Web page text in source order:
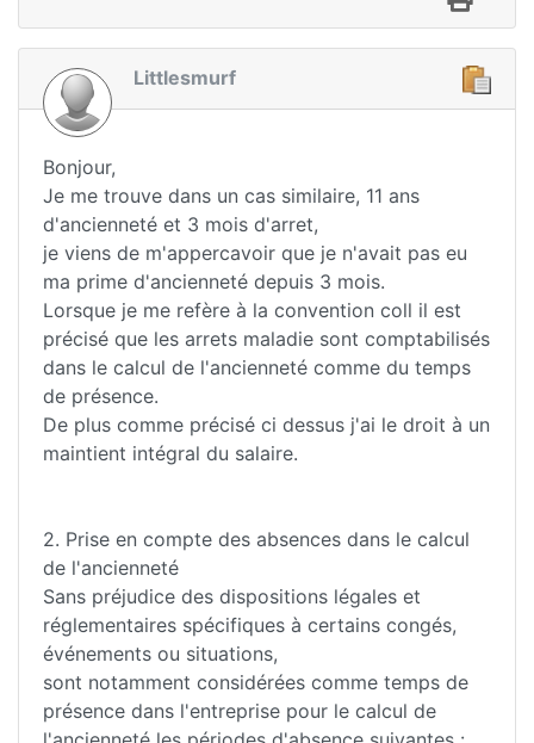
Littlesmurf
Bonjour,
Je me trouve dans un cas similaire, 11 ans
d'ancienneté et 3 mois d'arret,
je viens de m'appercavoir que je n'avait pas eu
ma prime d'ancienneté depuis 3 mois.
Lorsque je me refère à la convention coll il est
précisé que les arrets maladie sont comptabilisés
dans le calcul de l'ancienneté comme du temps
de présence.
De plus comme précisé ci dessus j'ai le droit à un
maintient intégral du salaire.
2. Prise en compte des absences dans le calcul
de l'ancienneté
Sans préjudice des dispositions légales et
réglementaires spécifiques à certains congés,
événements ou situations,
sont notamment considérées comme temps de
présence dans l'entreprise pour le calcul de